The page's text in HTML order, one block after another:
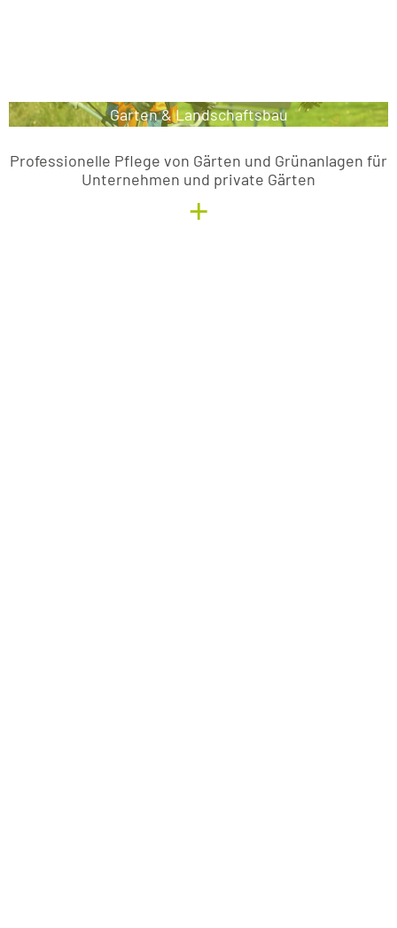
Garten & Landschaftsbau
Professionelle Pflege von Gärten und Grünanlagen für
Unternehmen und private Gärten
+